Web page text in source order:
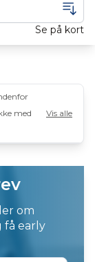
Se på kort
med
Vis alle
om
få early